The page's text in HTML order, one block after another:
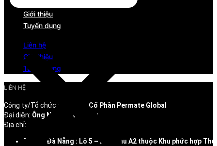
Giới thiệu
Tuyển dụng
Liên hệ
Giới thiệu
Tuyển dụng
LIÊN HỆ
Công ty/Tổ chức :
Công Ty Cổ Phần Permate Global
Đại diện: Ông Nguyễn Văn Duy
Địa chỉ:
Trụ Sở Đà Nẵng : Lô 5 – Lô 6 Khu A2 thuộc Khu phức hợp